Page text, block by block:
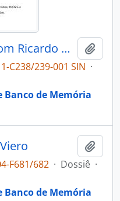
Síntese da entrevista com Ricardo Gorki Segalla
C238/239-001 SIN ·
Banco de Memória
F681/682 · Dossiê ·
Banco de Memória